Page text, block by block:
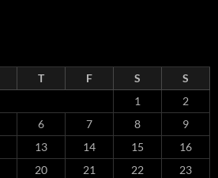
T F S
S
1
2
6 7 8
9
13 14 15
16
20 21 22
23